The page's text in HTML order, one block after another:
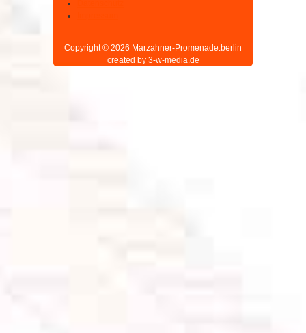
Copyright © 2026 Marzahner-Promenade.berlin
created by 3-w-media.de